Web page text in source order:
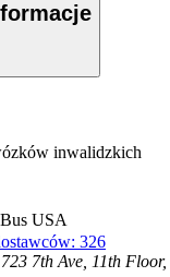
inwalidzkich
USA
326
7th Ave, 11th